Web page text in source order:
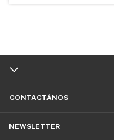
CONTACTÁNOS
NEWSLETTER